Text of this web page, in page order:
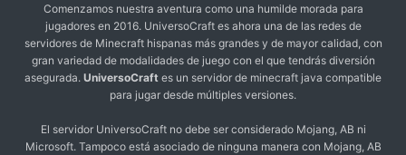
Comenzamos nuestra aventura como una humilde morada para
jugadores en 2016. UniversoCraft es ahora una de las redes de
servidores de Minecraft hispanas más grandes y de mayor calidad, con
gran variedad de modalidades de juego con el que tendrás diversión
asegurada. UniversoCraft es un servidor de minecraft java compatible
para jugar desde múltiples versiones.
El servidor UniversoCraft no debe ser considerado Mojang, AB ni
Microsoft. Tampoco está asociado de ninguna manera con Mojang, AB